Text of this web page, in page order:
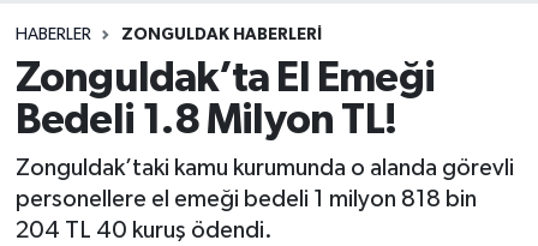
HABERLER ZONGULDAK HABERLERI
Zonguldak’ta El Emeği
Bedeli 1.8 Milyon TL!
Zonguldak’taki kamu kurumunda o alanda görevli
personellere el emeği bedeli 1 milyon 818 bin
204 TL 40 kuruş ödendi.
DEVREK
DÜZCE
EREĞLİ
GÖKÇEBEY